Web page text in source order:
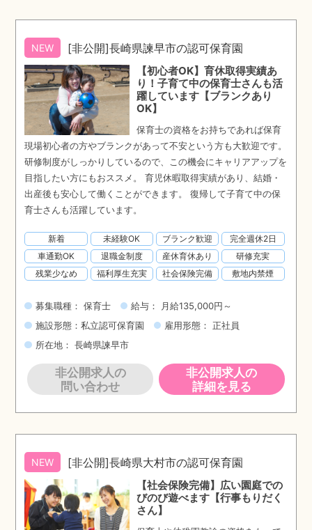
NEW [非公開]長崎県諫早市の認可保育園
【初心者OK】育休取得実績あ
り！子育て中の保育士さんも活
躍しています【ブランクあり
OK】
保育士の資格をお持ちであれば保育
現場初心者の方やブランクがあって不安という方も大歓迎です。
研修制度がしっかりしているので、この機会にキャリアアップを
目指したい方にもおススメ。 育児休暇取得実績があり、結婚・
出産後も安心して働くことができます。 復帰して子育て中の保
育士さんも活躍しています。
新着 未経験OK ブランク歓迎
完全週休2日
車通勤OK
退職金制度 産休育休あり
研修充実
残業少なめ
福利厚生充実 社会保険完備 敷地内禁煙
募集職種： 保育士
給与： 月給135,000円～
施設形態：私立認可保育園
雇用形態： 正社員
所在地： 長崎県諫早市
非公開求人の
問い合わせ
非公開求人の
詳細を見る
NEW [非公開]長崎県大村市の認可保育園
【社会保険完備】広い園庭での
びのび遊べます【行事もりだく
さん】